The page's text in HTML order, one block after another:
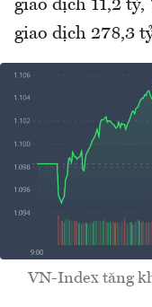
giao dịch 11,2
giao dịch 278,3
VN-Index tăng